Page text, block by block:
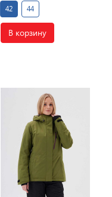
42 44
В корзину